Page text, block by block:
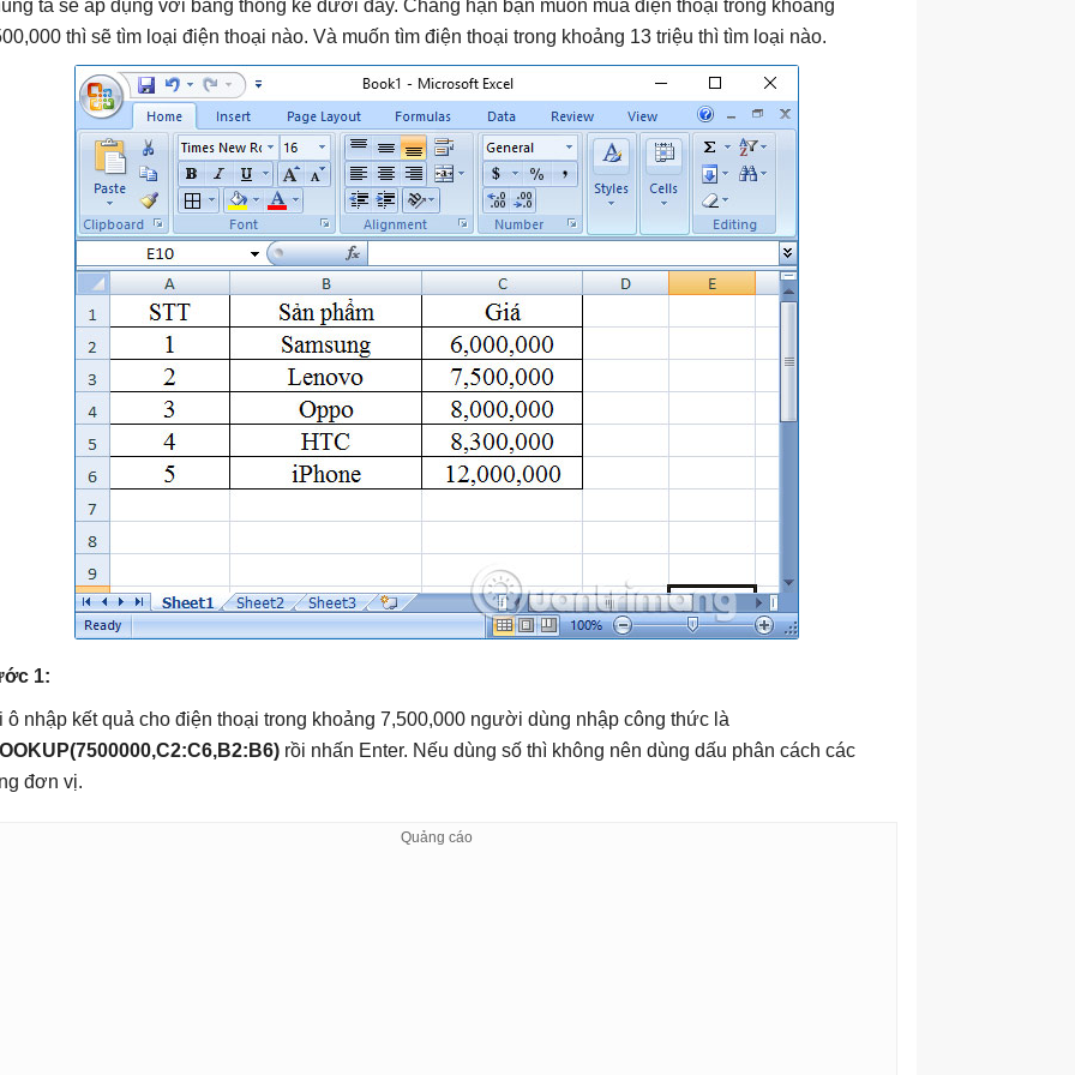
ta sẽ áp dụng với bảng thống kê dưới đây. Chẳng hạn bạn muốn mua điện thoại trong khoảng
thì sẽ tìm loại điện thoại nào. Và muốn tìm điện thoại trong khoảng 13 triệu thì tìm loại nào.
1:
ô nhập kết quả cho điện thoại trong khoảng 7,500,000 người dùng nhập công thức là
rồi nhấn Enter. Nếu dùng số thì không nên dùng dấu phân cách các
đơn vị.